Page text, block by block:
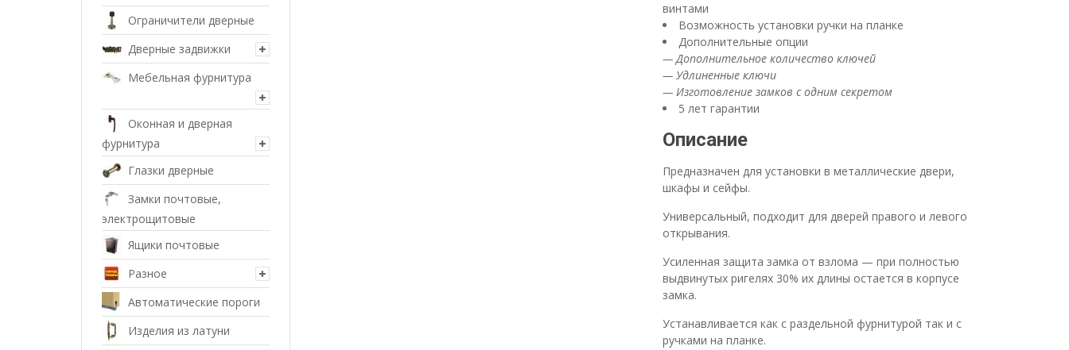
винтами
Возможность установки ручки на планке
Дополнительные опции
— Дополнительное количество ключей
— Удлиненные ключи
— Изготовление замков с одним секретом
5 лет гарантии
Описание
Предназначен для установки в металлические двери,
шкафы и сейфы.
Универсальный, подходит для дверей правого и левого
открывания.
Усиленная защита замка от взлома — при полностью
выдвинутых ригелях 30% их длины остается в корпусе
замка.
Устанавливается как с раздельной фурнитурой так и с
ручками на планке.
Ограничители дверные
Дверные задвижки
Мебельная фурнитура
Оконная и дверная
фурнитура
Глазки дверные
Замки почтовые,
электрощитовые
Ящики почтовые
Разное
Автоматические пороги
Изделия из латуни